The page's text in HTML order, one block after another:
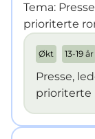
Tema:
prioriterte
Økt 13-19 år
Presse,
prioriterte